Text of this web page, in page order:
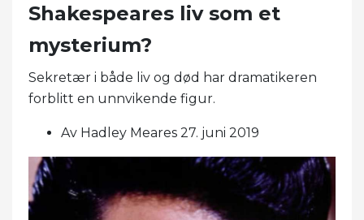
Shakespeares liv som et
mysterium?
Sekretær i både liv og død har dramatikeren
forblitt en unnvikende figur.
Av Hadley Meares 27. juni 2019